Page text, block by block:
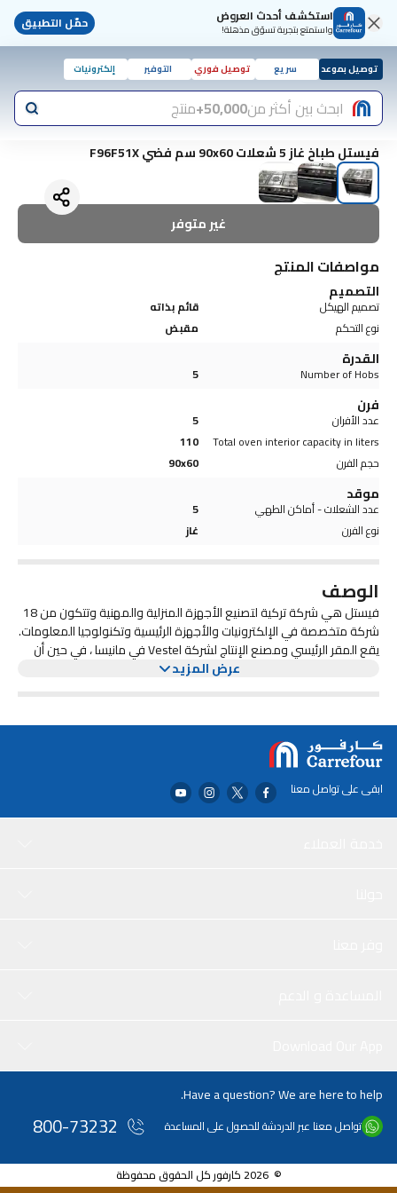
استكشف أحدث العروض
واستمتع بتجربة تسوّق مذهلة! حمّل التطبيق
توصيل بموعد سريع توصيل فوري التوفير إلكترونيات
ابحث بين أكثر من50,000+ منتج
فيستل طباخ غاز 5 شعلات 90x60 سم فضي F96F51X
غير متوفر
مواصفات المنتج
التصميم
تصميم الهيكل
قائم بذاته
نوع التحكم
مقبض
القدرة
Number of Hobs
5
فرن
عدد الأفران
5
Total oven interior capacity in liters
110
حجم الفرن
90x60
موقد
عدد الشعلات - أماكن الطهي
5
نوع الفرن
غاز
الوصف
فيستل هي شركة تركية لتصنيع الأجهزة المنزلية والمهنية وتتكون من 18
شركة متخصصة في الإلكترونيات والأجهزة الرئيسية وتكنولوجيا المعلومات.
يقع المقر الرئيسي ومصنع الإنتاج لشركة Vestel في مانيسا ، في حين أن
عرض المزيد
ابقى على تواصل معنا
Have a question? We are here to help.
تواصل معنا عبر الدردشة للحصول على المساعدة 800-73232
© 2026 كارفور كل الحقوق محفوظة